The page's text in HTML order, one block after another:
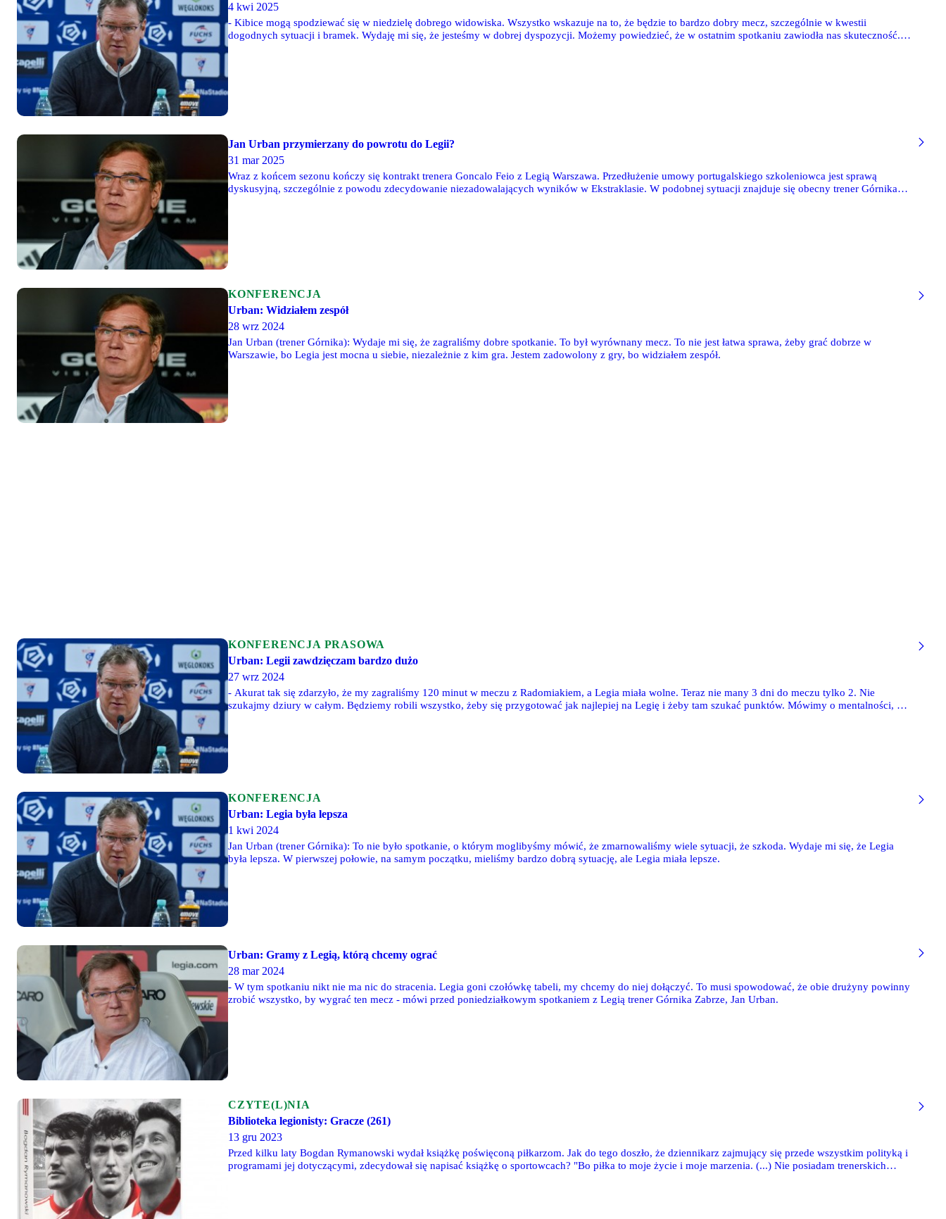
4 kwi 2025
- Kibice mogą spodziewać się w niedzielę dobrego widowiska. Wszystko wskazuje na to, że będzie to bardzo dobry mecz, szczególnie w kwestii
dogodnych sytuacji i bramek. Wydaję mi się, że jesteśmy w dobrej dyspozycji. Możemy powiedzieć, że w ostatnim spotkaniu zawiodła nas skuteczność.
Jan Urban przymierzany do powrotu do Legii?
31 mar 2025
Wraz z końcem sezonu kończy się kontrakt trenera Goncalo Feio z Legią Warszawa. Przedłużenie umowy portugalskiego szkoleniowca jest sprawą
dyskusyjną, szczególnie z powodu zdecydowanie niezadowalających wyników w Ekstraklasie. W podobnej sytuacji znajduje się obecny trener Górnika
KONFERENCJA
Urban: Widziałem zespół
28 wrz 2024
Jan Urban (trener Górnika): Wydaje mi się, że zagraliśmy dobre spotkanie. To był wyrównany mecz. To nie jest łatwa sprawa, żeby grać dobrze w
Warszawie, bo Legia jest mocna u siebie, niezależnie z kim gra. Jestem zadowolony z gry, bo widziałem zespół.
KONFERENCJA PRASOWA
Urban: Legii zawdzięczam bardzo dużo
27 wrz 2024
- Akurat tak się zdarzyło, że my zagraliśmy 120 minut w meczu z Radomiakiem, a Legia miała wolne. Teraz nie many 3 dni do meczu tylko 2. Nie
szukajmy dziury w całym. Będziemy robili wszystko, żeby się przygotować jak najlepiej na Legię i żeby tam szukać punktów. Mówimy o mentalności, o
KONFERENCJA
Urban: Legia była lepsza
1 kwi 2024
Jan Urban (trener Górnika): To nie było spotkanie, o którym moglibyśmy mówić, że zmarnowaliśmy wiele sytuacji, że szkoda. Wydaje mi się, że Legia
była lepsza. W pierwszej połowie, na samym początku, mieliśmy bardzo dobrą sytuację, ale Legia miała lepsze.
Urban: Gramy z Legią, którą chcemy ograć
28 mar 2024
- W tym spotkaniu nikt nie ma nic do stracenia. Legia goni czołówkę tabeli, my chcemy do niej dołączyć. To musi spowodować, że obie drużyny powinny
zrobić wszystko, by wygrać ten mecz - mówi przed poniedziałkowym spotkaniem z Legią trener Górnika Zabrze, Jan Urban.
CZYTE(L)NIA
Biblioteka legionisty: Gracze (261)
13 gru 2023
Przed kilku laty Bogdan Rymanowski wydał książkę poświęconą piłkarzom. Jak do tego doszło, że dziennikarz zajmujący się przede wszystkim polityką i
programami jej dotyczącymi, zdecydował się napisać książkę o sportowcach? "Bo piłka to moje życie i moje marzenia. (...) Nie posiadam trenerskich